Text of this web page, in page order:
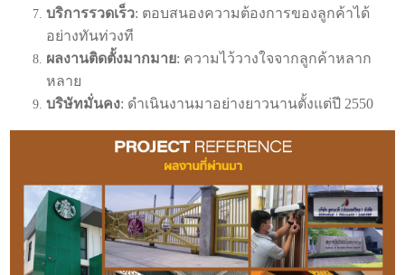
บริการรวดเร็ว: ตอบสนองความต้องการของลูกค้าได้
อย่างทันท่วงที
ผลงานติดตั้งมากมาย: ความไว้วางใจจากลูกค้าหลาก
หลาย
บริษัทมั่นคง: ดำเนินงานมาอย่างยาวนานตั้งแต่ปี 2550